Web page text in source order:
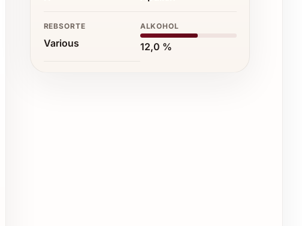
REBSORTE
Various
ALKOHOL
12,0 %